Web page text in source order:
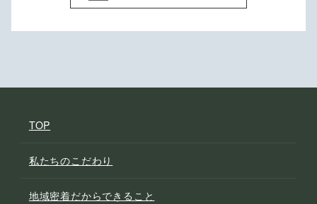
TOP
私たちのこだわり
地域密着だからできること